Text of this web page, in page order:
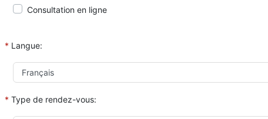
Consultation en ligne
* Langue:
* Type de rendez-vous: